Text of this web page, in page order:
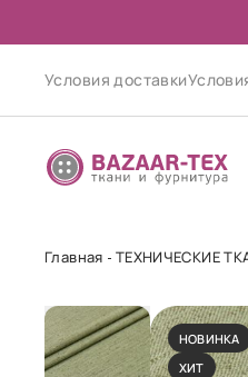
Условия доставки
Главная ТЕХНИЧЕСКИЕ
НОВИНКА
ХИТ